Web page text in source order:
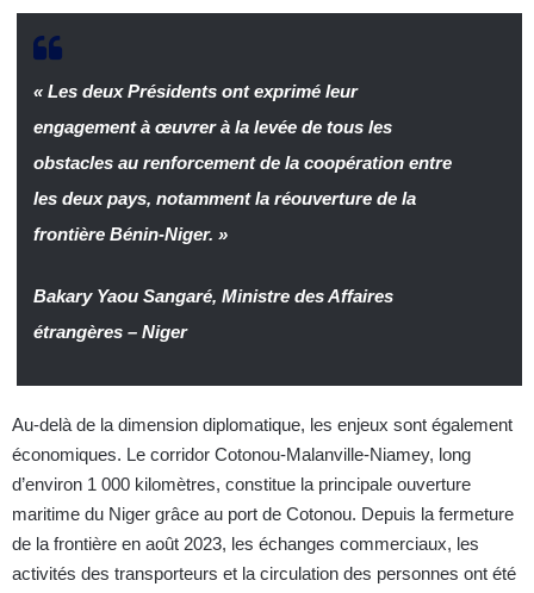
« Les deux Présidents ont exprimé leur
engagement à œuvrer à la levée de tous les
obstacles au renforcement de la coopération entre
les deux pays, notamment la réouverture de la
frontière Bénin-Niger. »
Bakary Yaou Sangaré, Ministre des Affaires
étrangères – Niger
Au-delà de la dimension diplomatique, les enjeux sont également
économiques. Le corridor Cotonou-Malanville-Niamey, long
d’environ 1 000 kilomètres, constitue la principale ouverture
maritime du Niger grâce au port de Cotonou. Depuis la fermeture
de la frontière en août 2023, les échanges commerciaux, les
activités des transporteurs et la circulation des personnes ont été